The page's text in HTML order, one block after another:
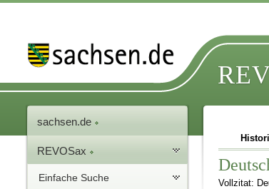
sachsen.de
REVOSax
Einfache Suche
Vollzitat: